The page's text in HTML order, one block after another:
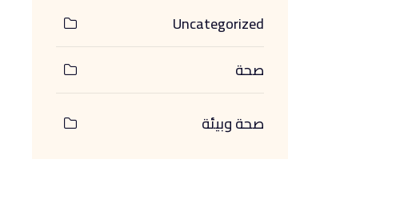
Uncategorized
صحة
صحة وبيئة